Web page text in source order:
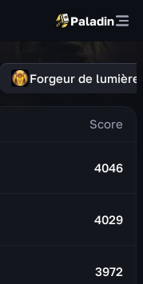
Paladin
Forgeur de lumière
4046
4029
3972